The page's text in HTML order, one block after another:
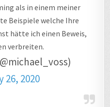
als in einem meiner
Beispiele welche Ihre
hätte ich einen Beweis,
verbreiten.
26, 2020